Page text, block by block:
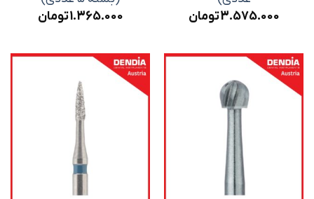
3.575.000تومان
1.365.000تومان